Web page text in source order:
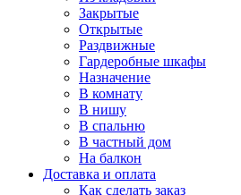
Закрытые
Открытые
Раздвижные
Гардеробные шкафы
Назначение
В комнату
В нишу
В спальню
В частный дом
На балкон
Доставка и оплата
Как сделать заказ